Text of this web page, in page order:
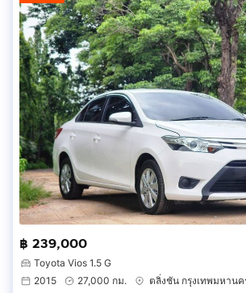
฿ 239,000
Toyota Vios 1.5 G
2015
27,000 กม.
ตลิ่งชัน กรุงเทพมหานค